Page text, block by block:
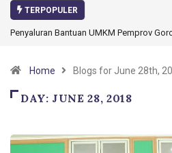
TERPOPULER
Pemprov Gorontalo RampungGorontalo
Home Blogs for June 28th,
DAY: JUNE 28, 2018